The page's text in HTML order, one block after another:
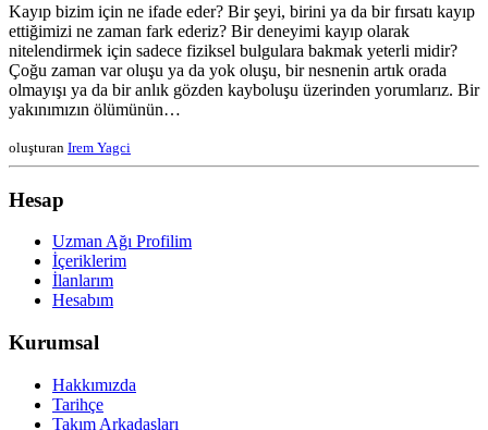
Kayıp bizim için ne ifade eder? Bir şeyi, birini ya da bir fırsatı kayıp
ettiğimizi ne zaman fark ederiz? Bir deneyimi kayıp olarak
nitelendirmek için sadece fiziksel bulgulara bakmak yeterli midir?
Çoğu zaman var oluşu ya da yok oluşu, bir nesnenin artık orada
olmayışı ya da bir anlık gözden kayboluşu üzerinden yorumlarız. Bir
yakınımızın ölümünün…
oluşturan Irem Yagci
Hesap
Uzman Ağı Profilim
İçeriklerim
İlanlarım
Hesabım
Kurumsal
Hakkımızda
Tarihçe
Takım Arkadaşları